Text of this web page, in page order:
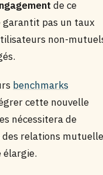
de ce
pas un taux
non-
benchmarks
cette nouvelle
nécessitera de
relations
élargie.